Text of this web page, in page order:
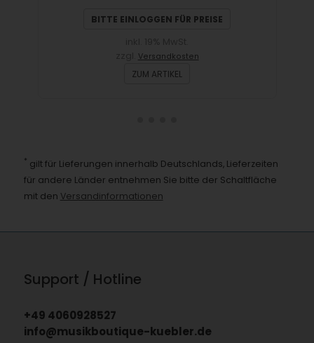
BITTE EINLOGGEN FÜR PREISE
Versandkosten
ZUM ARTIKEL
* gilt für Lieferungen innerhalb Deutschlands, Lieferzeiten
für andere Länder entnehmen Sie bitte der Schaltfläche
mit den Versandinformationen
Support / Hotline
+49 4060928527
info@musikboutique-kuebler.de